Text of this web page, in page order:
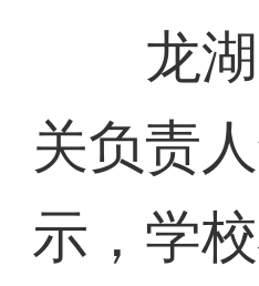
龙湖
关负责
示，学